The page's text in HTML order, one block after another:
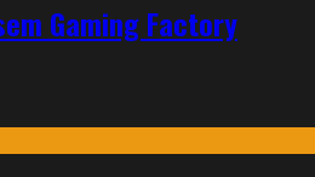
Gaming Factory